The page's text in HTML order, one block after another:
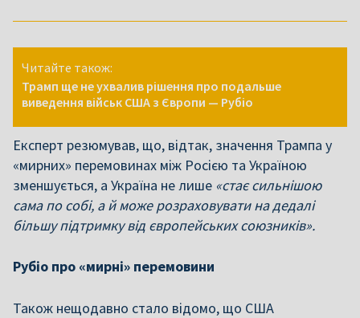
Читайте також:
Трамп ще не ухвалив рішення про подальше
виведення військ США з Європи — Рубіо
Експерт резюмував, що, відтак, значення Трампа у
«мирних» перемовинах між Росією та Україною
зменшується, а Україна не лише «стає сильнішою
сама по собі, а й може розраховувати на дедалі
більшу підтримку від європейських союзників».
Рубіо про «мирні» перемовини
Також нещодавно стало відомо, що США